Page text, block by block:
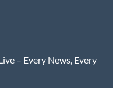
– Every News, Every